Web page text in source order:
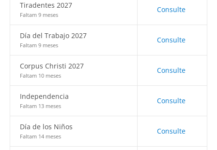
Tiradentes 2027
Faltam 9 meses
Consulte
Día del Trabajo 2027
Faltam 9 meses
Consulte
Corpus Christi 2027
Faltam 10 meses
Consulte
Independencia
Faltam 13 meses
Consulte
Día de los Niños
Faltam 14 meses
Consulte